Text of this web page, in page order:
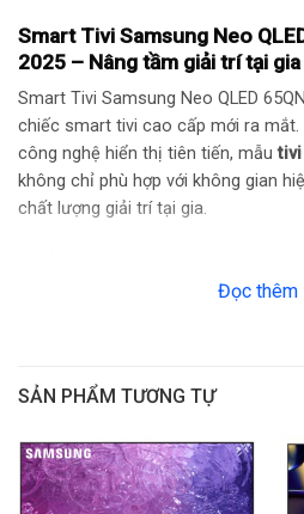
Độ phân giải: 4K (3,840 x 2,160)
Anti Reflection: Glare Free
Video
Engine Hình ảnh: NQ4 AI Gen3
Viewing Angle: Wide Viewing Angle
Smart Tivi Samsung Neo
2025 – Nâng tầm giải trí tại gia
Smart Tivi Samsung Neo QLED
chiếc smart tivi cao cấp mới ra
công nghệ hiển thị tiên tiến, mẫutivi
không chỉ phù hợp với không gian
chất lượng giải trí tại gia.
Smart Tivi Samsung Neo QLED
hoặc phòng giải trí gia đình.
Vừa tăng tính thẩm mỹ, vừa đảm
Đọc thêm
SẢN PHẨM TƯƠNG TỰ